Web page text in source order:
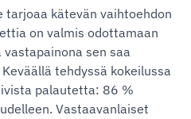
tarjoaa kätevän vaihtoehdon
on valmis odottamaan
sen saa
tehdyssä kokeilussa
palautetta: 86 %
Vastaavanlaiset